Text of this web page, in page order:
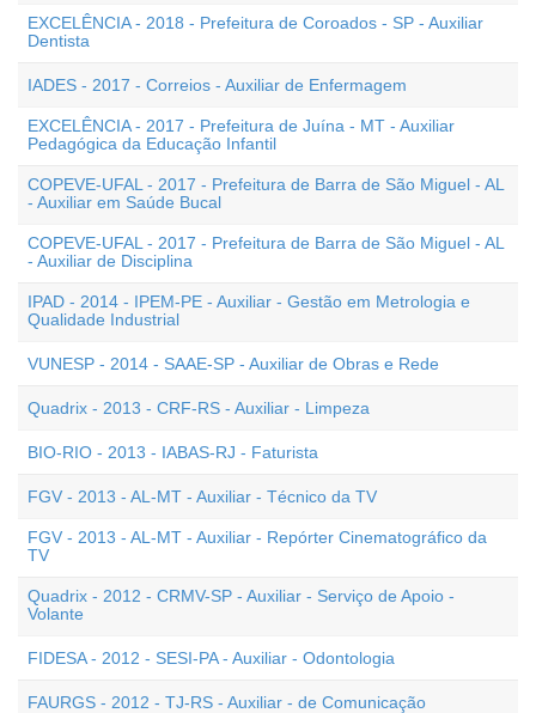
EXCELÊNCIA - 2018 - Prefeitura de Coroados - SP - Auxiliar
Dentista
IADES - 2017 - Correios - Auxiliar de Enfermagem
EXCELÊNCIA - 2017 - Prefeitura de Juína - MT - Auxiliar
Pedagógica da Educação Infantil
COPEVE-UFAL - 2017 - Prefeitura de Barra de São Miguel - AL
- Auxiliar em Saúde Bucal
COPEVE-UFAL - 2017 - Prefeitura de Barra de São Miguel - AL
- Auxiliar de Disciplina
IPAD - 2014 - IPEM-PE - Auxiliar - Gestão em Metrologia e
Qualidade Industrial
VUNESP - 2014 - SAAE-SP - Auxiliar de Obras e Rede
Quadrix - 2013 - CRF-RS - Auxiliar - Limpeza
BIO-RIO - 2013 - IABAS-RJ - Faturista
FGV - 2013 - AL-MT - Auxiliar - Técnico da TV
FGV - 2013 - AL-MT - Auxiliar - Repórter Cinematográfico da
TV
Quadrix - 2012 - CRMV-SP - Auxiliar - Serviço de Apoio -
Volante
FIDESA - 2012 - SESI-PA - Auxiliar - Odontologia
FAURGS - 2012 - TJ-RS - Auxiliar - de Comunicação